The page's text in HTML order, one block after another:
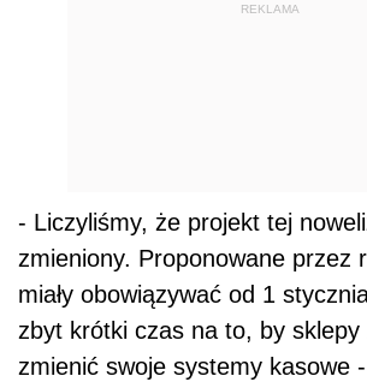
REKLAMA
- Liczyliśmy, że projekt tej
zmieniony. Proponowane przez
miały obowiązywać od 1
zbyt krótki czas na to, by sklepy
zmienić swoje systemy kasowe